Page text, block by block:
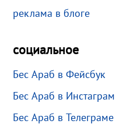
реклама в блоге
социальное
Бес Араб в Фейсбук
Бес Араб в Инстаграм
Бес Араб в Телеграме